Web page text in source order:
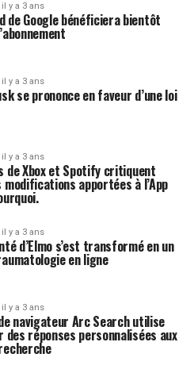
il y a 3 ans
de Google bénéficiera bientôt
il y a 3 ans
se prononce en faveur d’une loi
il y a 3 ans
de Xbox et Spotify critiquent
modifications apportées à l’App
il y a 3 ans
d’Elmo s’est transformé en un
en ligne
il y a 3 ans
navigateur Arc Search utilise
des réponses personnalisées aux